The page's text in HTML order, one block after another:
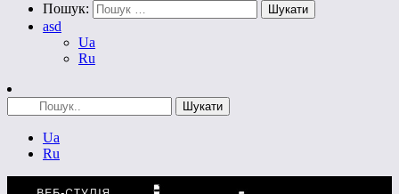
Пошук:
asd
Ua
Ru
Ua
Ru